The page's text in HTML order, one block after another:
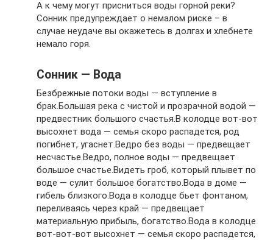
А к чему могут присниться воды горной реки?
Сонник предупреждает о немалом риске – в
случае неудаче вы окажетесь в долгах и хлебнете
немало горя.
Сонник — Вода
Безбрежные потоки воды — вступление в
брак.Большая река с чистой и прозрачной водой —
предвестник большого счастья.В колодце вот-вот
высохнет вода — семья скоро распадется, род
погибнет, угаснет.Ведро без воды — предвещает
несчастье.Ведро, полное воды — предвещает
большое счастье.Видеть гроб, который плывет по
воде — сулит большое богатство.Вода в доме —
гибель близкого.Вода в колодце бьет фонтаном,
переливаясь через край — предвещает
материальную прибыль, богатство.Вода в колодце
вот-вот-вот высохнет — семья скоро распадется,